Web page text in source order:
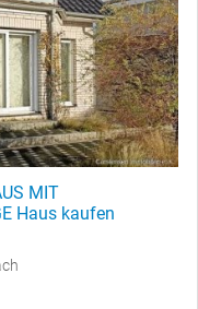
MIT
Haus kaufen